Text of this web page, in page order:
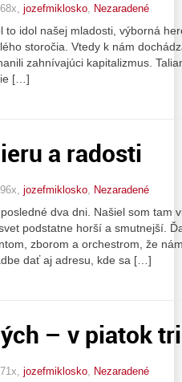
jozefmiklosko, Nezaradené
to idol našej mladosti, výborná
storočia. Vtedy k nám
zahnívajúci kapitalizmus.
[…]
a radosti
jozefmiklosko Nezaradené
dva dni. Našiel som tam
podstatne horší a smutnejší.
zborom a orchestrom, že
dať aj adresu, kde sa […]
– v piatok
jozefmiklosko Nezaradené